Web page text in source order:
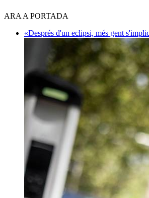
ARA A PORTADA
«Després d'un eclipsi, més gent